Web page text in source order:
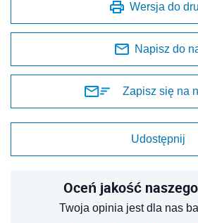
Wersja do
Napisz do
Zapisz się na
Udostępnij
Oceń jakość
Twoja opinia jest dla nas